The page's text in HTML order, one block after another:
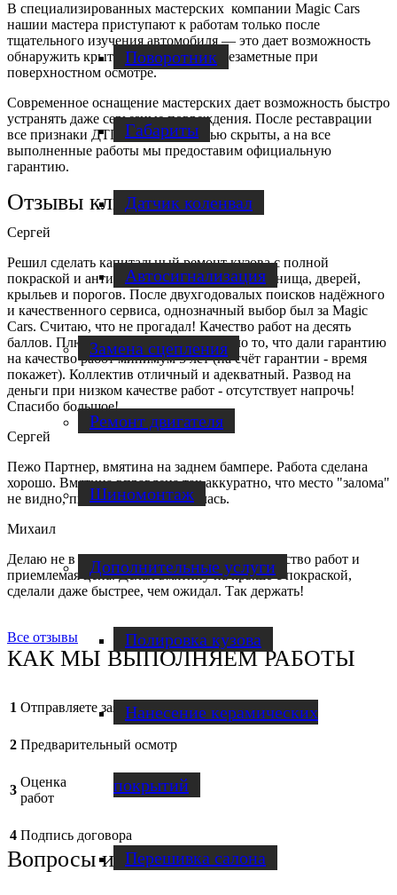
Поворотник
Габариты
Датчик коленвал
Автосигнализация
Замена сцепления
Ремонт двигателя
Шиномонтаж
Дополнительные услуги
Полировка кузова
Нанесение керамических
покрытий
Перешивка салона
В специализированных мастерских компании Magic Cars
нашии мастера приступают к работам только после
тщательного изучения автомобиля — это дает возможность
обнаружить крытые повреждения, незаметные при
поверхностном осмотре.
Современное оснащение мастерских дает возможность быстро
устранять даже серьезные повреждения. После реставрации
все признаки ДТП будут полностью скрыты, а на все
выполненные работы мы предоставим официальную
гарантию.
Отзывы клиентов
Сергей
Решил сделать капитальный ремонт кузова с полной
покраской и антикоррозийной обработкой днища, дверей,
крыльев и порогов. После двухгодовалых поисков надёжного
и качественного сервиса, однозначный выбор был за Magic
Cars. Считаю, что не прогадал! Качество работ на десять
баллов. Плюс очень сильно порадовало то, что дали гарантию
на качество работ минимум 5 лет (на счёт гарантии - время
покажет). Коллектив отличный и адекватный. Развод на
деньги при низком качестве работ - отсутствует напрочь!
Спасибо большое!
Сергей
Пежо Партнер, вмятина на заднем бампере. Работа сделана
хорошо. Вмятина вправлена так аккуратно, что место "залома"
не видно, пкраска не потребовалась.
Михаил
Делаю не в первый раз. Всегда отличное качество работ и
приемлемая цена. Делал вмятину на крыше с покраской,
сделали даже быстрее, чем ожидал. Так держать!
Все отзывы
КАК МЫ ВЫПОЛНЯЕМ РАБОТЫ
1 Отправляете заявку
2 Предварительный осмотр
3
Оценка
работ
4 Подпись договора
Вопросы и ответы